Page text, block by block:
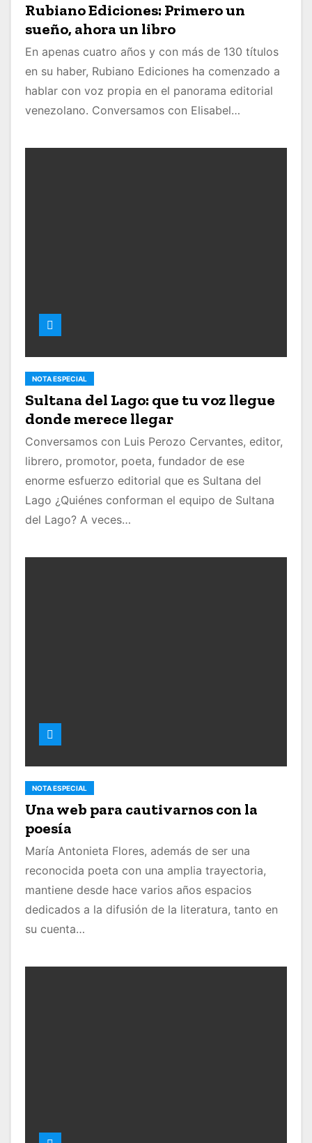
Rubiano Ediciones: Primero un
sueño, ahora un libro
En apenas cuatro años y con más de 130 títulos
en su haber, Rubiano Ediciones ha comenzado a
hablar con voz propia en el panorama editorial
venezolano. Conversamos con Elisabel…
NOTA ESPECIAL
Sultana del Lago: que tu voz llegue
donde merece llegar
Conversamos con Luis Perozo Cervantes, editor,
librero, promotor, poeta, fundador de ese
enorme esfuerzo editorial que es Sultana del
Lago ¿Quiénes conforman el equipo de Sultana
del Lago? A veces…
NOTA ESPECIAL
Una web para cautivarnos con la
poesía
María Antonieta Flores, además de ser una
reconocida poeta con una amplia trayectoria,
mantiene desde hace varios años espacios
dedicados a la difusión de la literatura, tanto en
su cuenta…